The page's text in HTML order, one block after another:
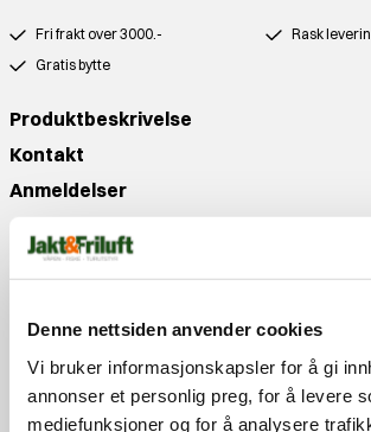
Denne nettsiden anvender cookies
Vi bruker informasjonskapsler for å gi
annonser et personlig preg, for å levere
mediefunksjoner og for å analysere
Fri frakt over 3000.-
Rask
Gratis bytte
Produktbeskrivelse
Kontakt
Anmeldelser
Populære produkter